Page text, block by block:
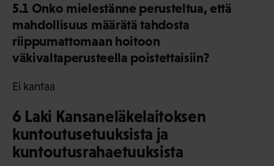
5.1 Onko mielestänne perusteltua, että
mahdollisuus määrätä tahdosta
riippumattomaan hoitoon
väkivaltaperusteella poistettaisiin?
Ei kantaa
6 Laki Kansaneläkelaitoksen
kuntoutusetuuksista ja
kuntoutusrahaetuuksista